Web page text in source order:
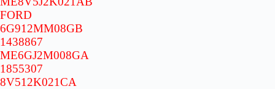
FORD
6G912MM08GB
1438867
ME6GJ2M008GA
1855307
8V512K021CA